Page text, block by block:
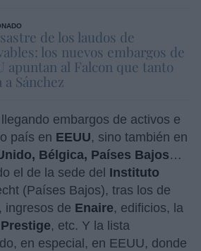
de los laudos de
los nuevos embargos de
apuntan al Falcon que tanto
a Sánchez
embargos de activos e
país en EEUU, sino también en
Bélgica, Países Bajos…
el de la sede del Instituto
(Países Bajos), tras los de
ingresos de Enaire, edificios, la
Prestige, etc. Y la lista
en especial, en EEUU, donde